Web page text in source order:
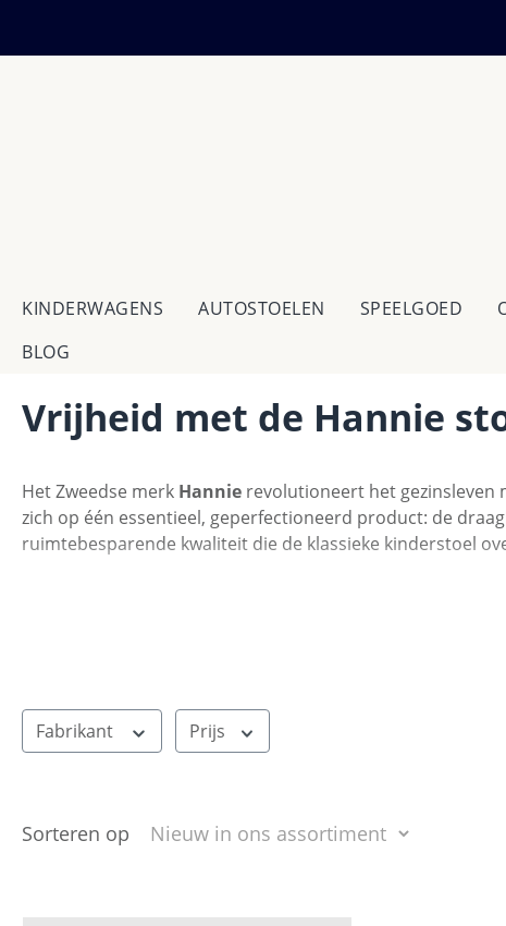
KINDERWAGENS AUTOSTOELEN SPEELGOED
BLOG
Vrijheid met de Hannie
Het Zweedse merk Hannie revolutioneert het gezinsleven
zich op één essentieel, geperfectioneerd product: de
ruimtebesparende kwaliteit die de klassieke kinderstoel
Fabrikant Prijs
Sorteren op